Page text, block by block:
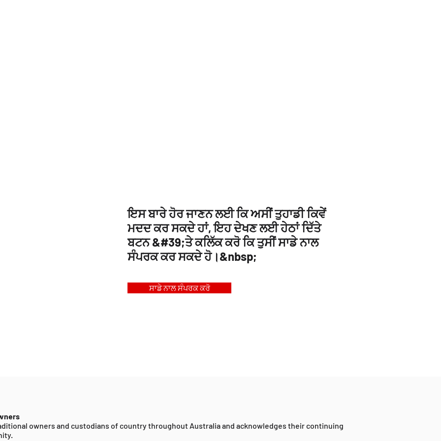
ਇਸ ਬਾਰੇ ਹੋਰ ਜਾਣਨ ਲਈ ਕਿ ਅਸੀਂ ਤੁਹਾਡੀ ਕਿਵੇਂ
ਮਦਦ ਕਰ ਸਕਦੇ ਹਾਂ, ਇਹ ਦੇਖਣ ਲਈ ਹੇਠਾਂ ਦਿੱਤੇ
ਬਟਨ &#39;ਤੇ ਕਲਿੱਕ ਕਰੋ ਕਿ ਤੁਸੀਂ ਸਾਡੇ ਨਾਲ
ਸੰਪਰਕ ਕਰ ਸਕਦੇ ਹੋ।&nbsp;
ਸਾਡੇ ਨਾਲ ਸੰਪਰਕ ਕਰੋ
owners and custodians of country throughout Australia and acknowledges their continuing